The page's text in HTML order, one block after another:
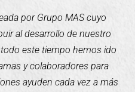
por Grupo MAS cuyo
al desarrollo de nuestro
este tiempo hemos ido
y colaboradores para
ayuden cada vez a más